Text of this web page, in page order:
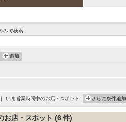
みで検索
追加
いま営業時間中のお店・スポット さらに条件追加
お店・スポット (6 件)